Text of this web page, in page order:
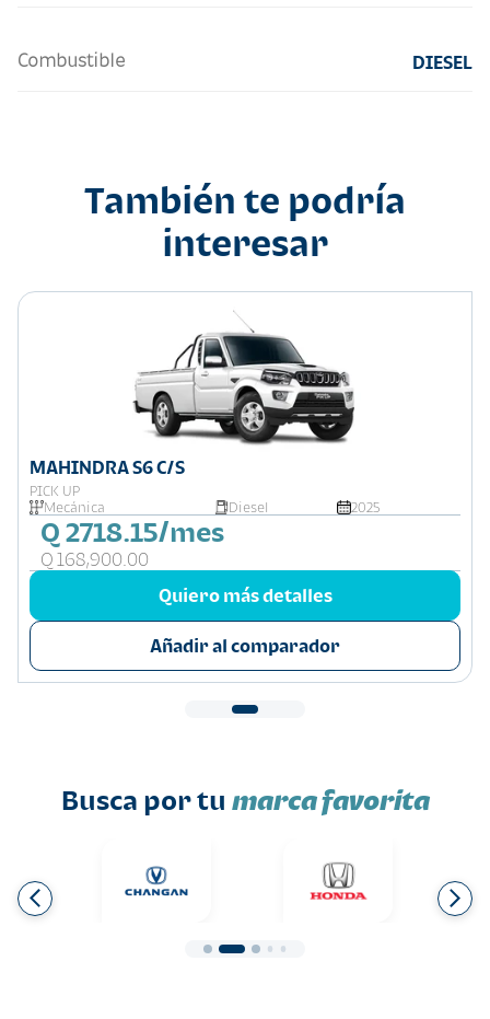
Combustible DIESEL
También te podría
interesar
MAHINDRA S6 C/S
PICK UP
Mecánica
Diesel 2025
Q 2718.15/mes
Q 168,900.00
Quiero más detalles
Añadir al comparador
Busca por tu marca favorita